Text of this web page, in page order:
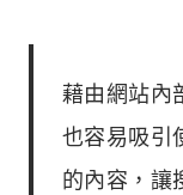
藉由網站內
也容易吸引
的內容，讓